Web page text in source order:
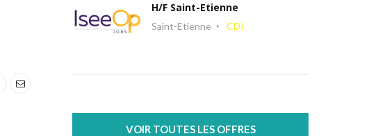
H/F Saint-Etienne
Saint-Etienne CDI
VOIR TOUTES LES OFFRES